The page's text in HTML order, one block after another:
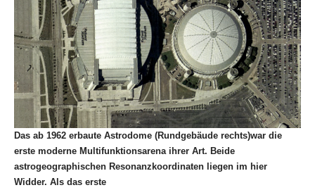
Das ab 1962 erbaute Astrodome (Rundgebäude rechts)war die
erste moderne Multifunktionsarena ihrer Art. Beide
astrogeographischen Resonanzkoordinaten liegen im hier
Widder. Als das erste